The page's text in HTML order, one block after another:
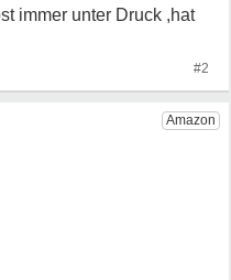
immer unter Druck ,hat
#2